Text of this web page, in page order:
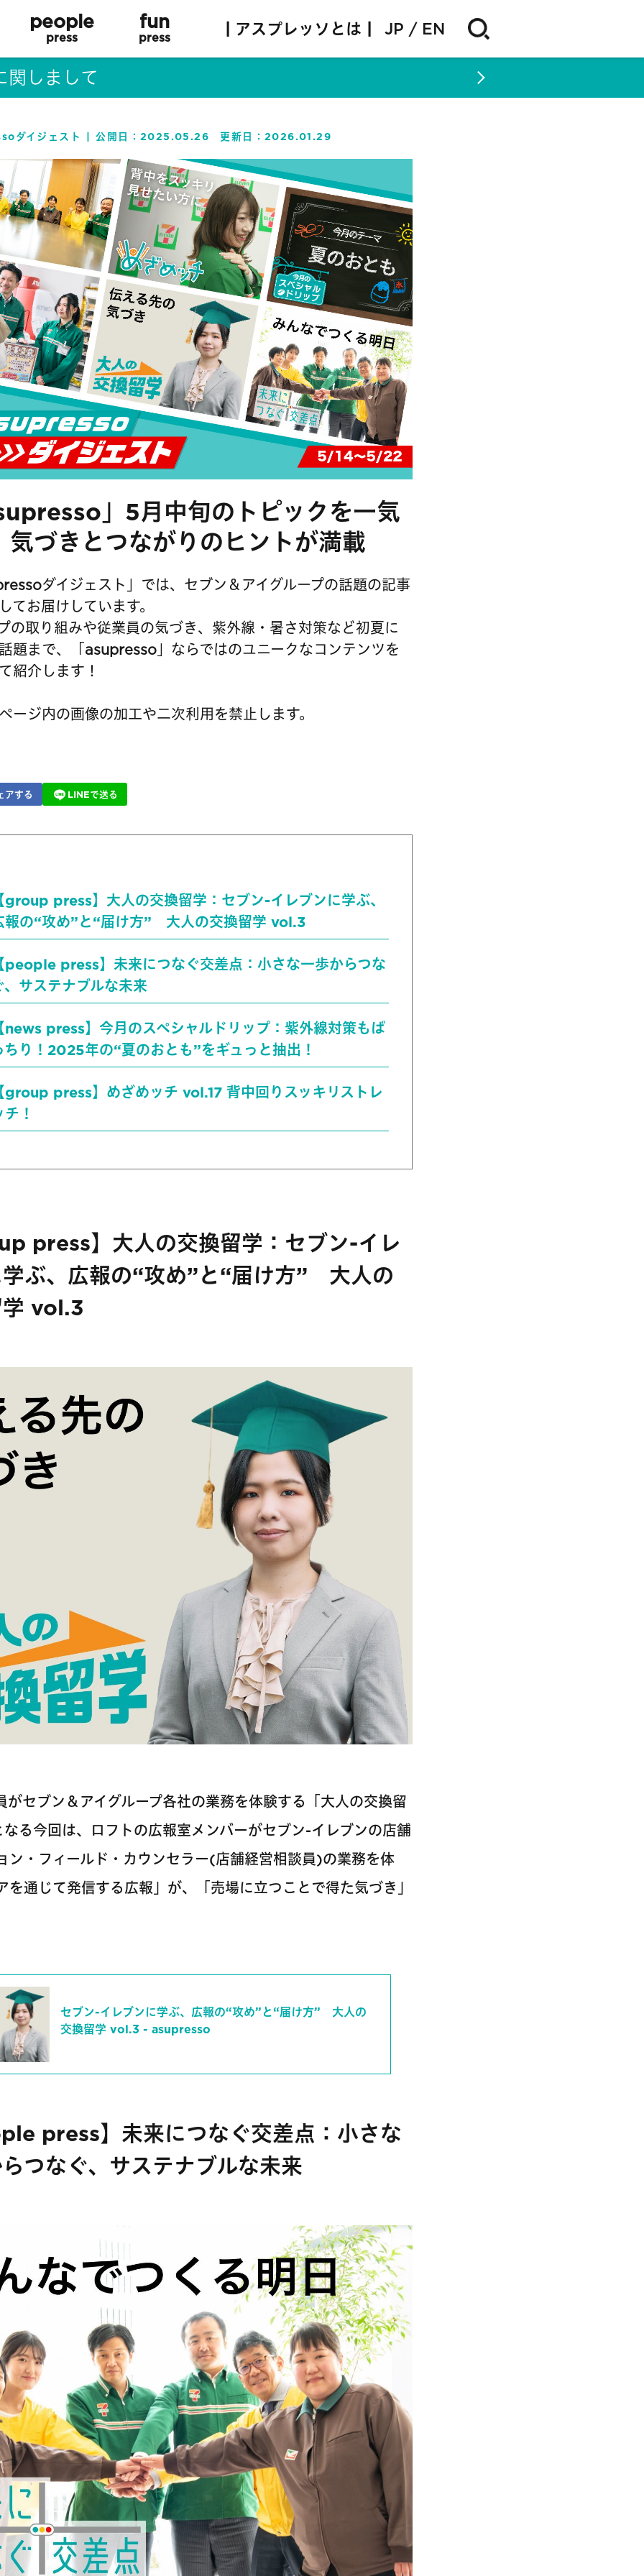
people
press
fun
press | アスプレッソとは | JP EN
関しまして
ダイジェスト 公開日：2025.05.26 更新日：2026.01.29
」5月中旬のトピックを一気
気づきとつながりのヒントが満載
ダイジェスト」では、セブン＆アイグループの話題の記事
てお届けしています。
の取り組みや従業員の気づき、紫外線・暑さ対策など初夏に
題まで、「asupresso」ならではのユニークなコンテンツを
紹介します！
ージ内の画像の加工や二次利用を禁止します。
アする LINEで送る
group press】大人の交換留学：セブン-イレブンに学ぶ、
報の“攻め”と“届け方” 大人の交換留学 vol.3
people press】未来につなぐ交差点：小さな一歩からつな
、サステナブルな未来
news press】今月のスペシャルドリップ：紫外線対策もば
ちり！2025年の“夏のおとも”をギュっと抽出！
group press】めざめッチ vol.17 背中回りスッキリストレ
チ​！
press】大人の交換留学：セブン-イレ
ぶ、広報の“攻め”と“届け方” 大人の
vol.3
がセブン＆アイグループ各社の業務を体験する「大人の交換留
る今回は、ロフトの広報室メンバーがセブン-イレブンの店舗
ン・フィールド・カウンセラー(店舗経営相談員)の業務を体
を通じて発信する広報」が、「売場に立つことで得た気づき」
セブン-イレブンに学ぶ、広報の“攻め”と“届け方” 大人の
交換留学 vol.3 - asupresso
press】未来につなぐ交差点：小さな
つなぐ、サステナブルな未来